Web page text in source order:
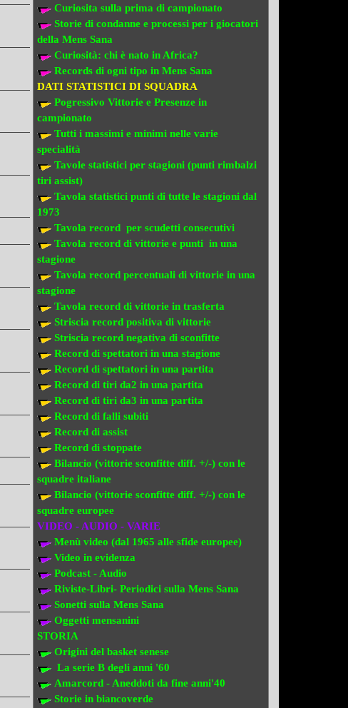
Curiosita sulla prima di campionato
Storie di condanne e processi per i giocatori
della Mens Sana
Curiosità: chi è nato in Africa?
Records di ogni tipo in Mens Sana
DATI STATISTICI DI SQUADRA
Pogressivo Vittorie e Presenze in
campionato
Tutti i massimi e minimi nelle varie
specialità
Tavole statistici per stagioni (punti rimbalzi
tiri assist)
Tavola statistici punti di tutte le stagioni dal
1973
Tavola record per scudetti consecutivi
Tavola record di vittorie e punti in una
stagione
Tavola record percentuali di vittorie in una
stagione
Tavola record di vittorie in trasferta
Striscia record positiva di vittorie
Striscia record negativa di sconfitte
Record di spettatori in una stagione
Record di spettatori in una partita
Record di tiri da2 in una partita
Record di tiri da3 in una partita
Record di falli subiti
Record di assist
Record di stoppate
Bilancio (vittorie sconfitte diff. +/-) con le
squadre italiane
Bilancio (vittorie sconfitte diff. +/-) conle
squadre europee
VIDEO - AUDIO - VARIE
Menù video (dal 1965 alle sfide europee)
Video in evidenza
Podcast - Audio
Riviste-Libri- Periodici sulla Mens Sana
Sonetti sulla Mens Sana
Oggetti mensanini
STORIA
Origini del basket senese
La serie B degli anni '60
Amarcord - Aneddoti da fine anni'40
Storie in biancoverde